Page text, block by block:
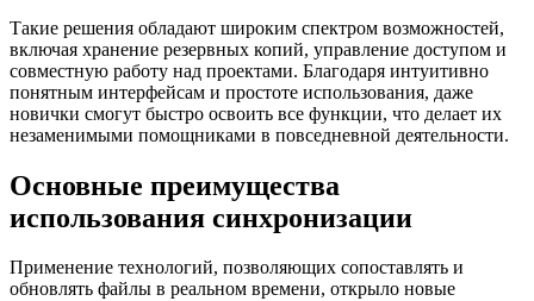
Такие решения обладают широким спектром возможностей,
включая хранение резервных копий, управление доступом и
совместную работу над проектами. Благодаря интуитивно
понятным интерфейсам и простоте использования, даже
новички смогут быстро освоить все функции, что делает их
незаменимыми помощниками в повседневной деятельности.
Основные преимущества
использования синхронизации
Применение технологий, позволяющих сопоставлять и
обновлять файлы в реальном времени, открыло новые